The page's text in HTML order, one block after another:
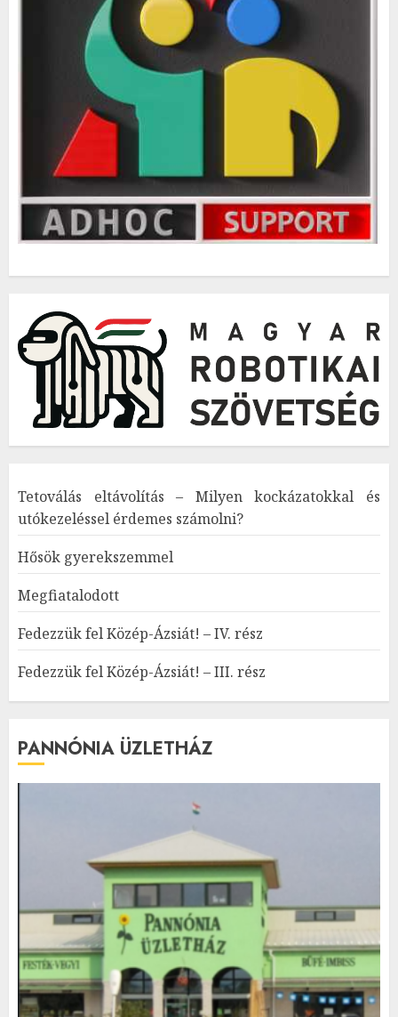
Tetoválás eltávolítás – Milyen kockázatokkal és
utókezeléssel érdemes számolni?
Hősök gyerekszemmel
Megfiatalodott
Fedezzük fel Közép-Ázsiát! – IV. rész
Fedezzük fel Közép-Ázsiát! – III. rész
PANNÓNIA ÜZLETHÁZ